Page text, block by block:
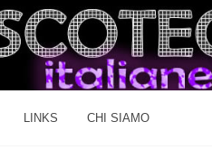
LINKS CHI SIAMO